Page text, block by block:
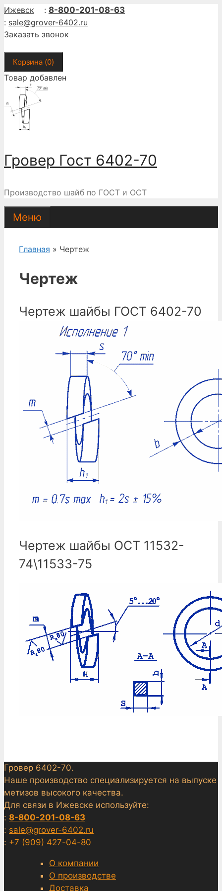
Перейти
к
содержимому
Ижевск : 8-800-201-08-63
: sale@grover-6402.ru
Заказать звонок
Корзина (0)
Товар добавлен
Гровер Гост 6402-70
Производство шайб по ГОСТ и ОСТ
Меню
Главная » Чертеж
Чертеж
Чертеж шайбы ГОСТ 6402-70
Чертеж шайбы ОСТ 11532-
74\11533-75
Гровер 6402-70.
Наше производство специализируется на выпуске
метизов высокого качества.
Для связи в Ижевске используйте:
: 8-800-201-08-63
: sale@grover-6402.ru
: +7 (909) 427-04-80
О компании
О производстве
Доставка